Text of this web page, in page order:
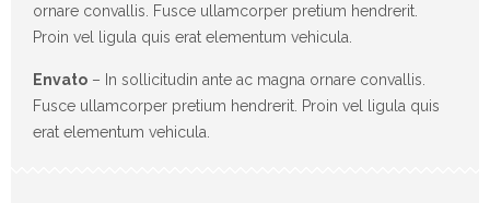
ornare convallis. Fusce ullamcorper pretium hendrerit.
Proin vel ligula quis erat elementum vehicula.
Envato – In sollicitudin ante ac magna ornare convallis.
Fusce ullamcorper pretium hendrerit. Proin vel ligula quis
erat elementum vehicula.